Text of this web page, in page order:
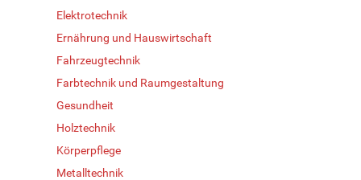
Elektrotechnik
Ernährung und Hauswirtschaft
Fahrzeugtechnik
Farbtechnik und Raumgestaltung
Gesundheit
Holztechnik
Körperpflege
Metalltechnik